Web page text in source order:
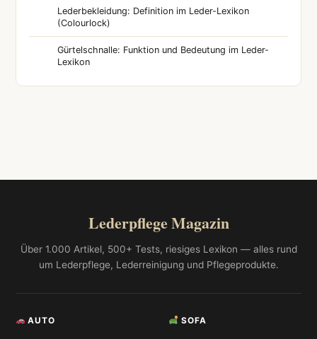
Lederbekleidung: Definition im Leder-Lexikon
(Colourlock)
Gürtelschnalle: Funktion und Bedeutung im Leder-
Lexikon
Lederpflege Magazin
Über 1.000 Artikel, 500+ Tests, riesiges Lexikon — alles rund
um Lederpflege, Lederreinigung und Pflegeprodukte.
AUTO SOFA